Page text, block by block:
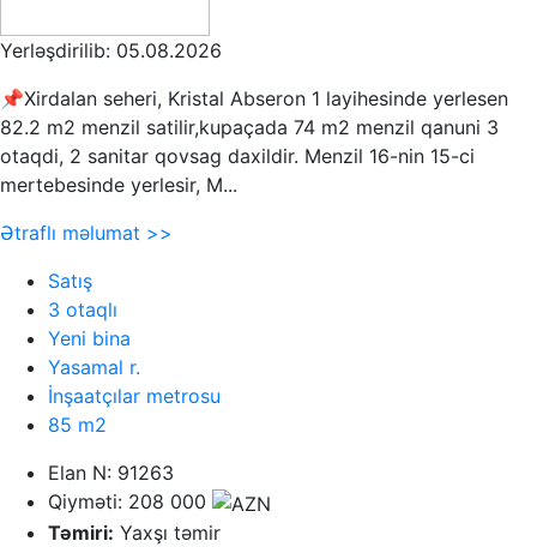
Yerləşdirilib: 05.08.2026
📌Xirdalan seheri, Kristal Abseron 1 layihesinde yerlesen
82.2 m2 menzil satilir,kupaçada 74 m2 menzil qanuni 3
otaqdi, 2 sanitar qovsag daxildir. Menzil 16-nin 15-ci
mertebesinde yerlesir, M...
Ətraflı məlumat >>
Satış
3 otaqlı
Yeni bina
Yasamal r.
İnşaatçılar metrosu
85 m2
Elan N: 91263
Qiyməti: 208 000
Təmiri: Yaxşı təmir